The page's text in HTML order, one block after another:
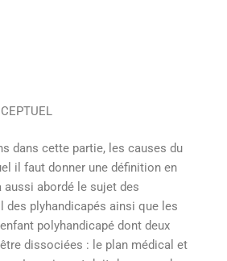
dans cette partie, les causes du
il faut donner une définition en
aussi abordé le sujet des
des plyhandicapés ainsi que les
polyhandicapé dont deux
dissociées : le plan médical et